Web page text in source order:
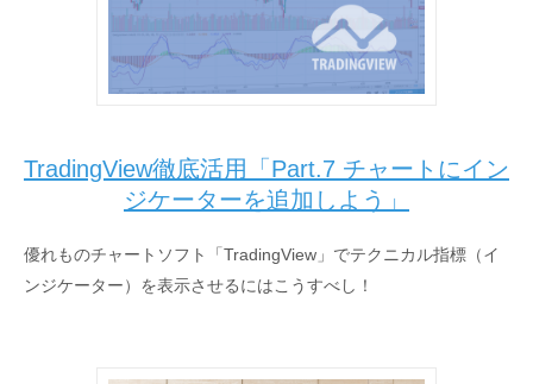
TradingView徹底活用「Part.7 チャートにイン
ジケーターを追加しよう」
優れものチャートソフト「TradingView」でテクニカル指標（イ
ンジケーター）を表示させるにはこうすべし！